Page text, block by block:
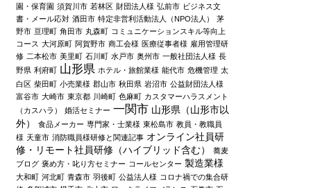
園・保育園 須賀川市 若林区 財団法人様 弘前市 ビジネス文
書・メール応対 酒田市 特定非営利活動法人（NPO法人）
茅
野市 亘理町 角田市 丸森町 コミュニケーションスキル等向上
コース 大河原町 阿賀野市 商工会様 医療従事者様 雇用管理研
修 二本松市 美里町 石川町 水戸市 奥州市 一般社団法人様 長
野県 利府町 山形県 ホテル・旅館業様 能代市 危機管理 太
白区 柴田町 小売業様 郡山市 秋田県 岩沼市 公益財団法人様
富谷市 大崎市 東京都 川崎町 色麻町 カスタマーハラスメント
（カスハラ）
婚活セミナー 一関市 山形県（山形市以
外）
食品メーカー 専門家・士業様 東松島市 教員・教職員
様 天童市 消防職員様研修と関連記事 オンライン社員研
修・リモート社員研修（ハイブリッド含む）
蕎麦
ブログ 褒め方・叱り方セミナー コールセンター 製造業様
大和町 河北町 青森市 羽後町 公益法人様 コロナ禍での集合研